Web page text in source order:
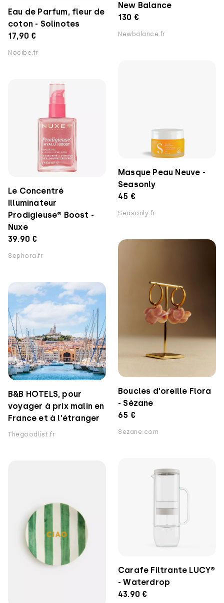
New Balance
130 €
Newbalance.fr
Eau de Parfum, fleur de
coton - Solinotes
17,90 €
Nocibe.fr
Masque Peau Neuve -
Seasonly
45 €
Seasonly.fr
Le Concentré
Illuminateur
Prodigieuse® Boost -
Nuxe
39.90 €
Sephora.fr
Boucles d'oreille Flora
- Sézane
65 €
Sezane.com
B&B HOTELS, pour
voyager à prix malin en
France et à l’étranger
Thegoodlist.fr
Carafe Filtrante LUCY®
- Waterdrop
43.90 €